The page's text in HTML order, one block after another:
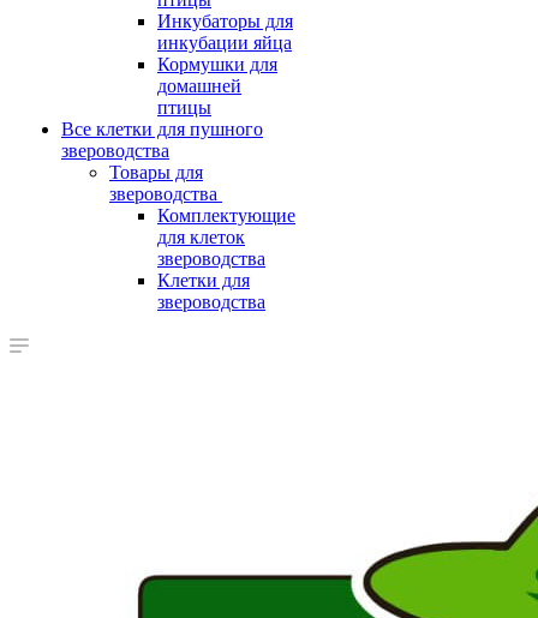
Инкубаторы для
инкубации яйца
Кормушки для
домашней
птицы
Все клетки для пушного
звероводства
Товары для
звероводства
Комплектующие
для клеток
звероводства
Клетки для
звероводства